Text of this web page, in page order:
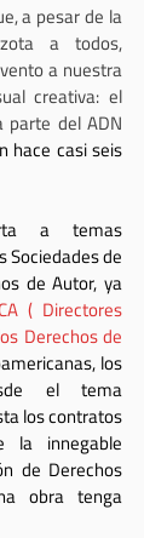
a pesar de la
a todos,
a nuestra
creativa: el
parte del ADN
hace casi seis
a temas
Sociedades de
de Autor, ya
( Directores
Derechos de
los
el tema
los contratos
la innegable
de Derechos
obra tenga